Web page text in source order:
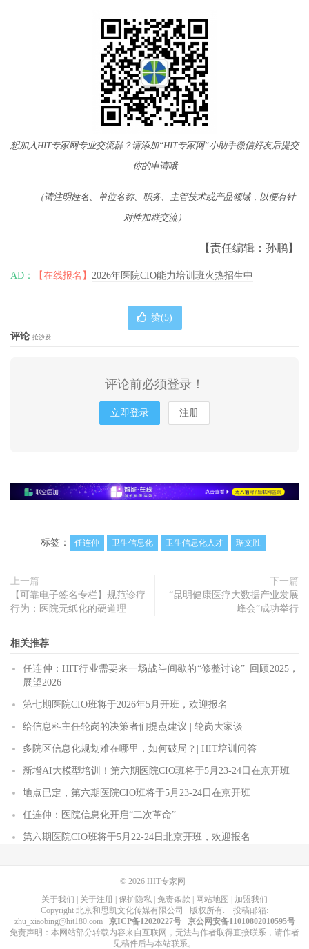
想加入HIT专家网专业交流群？请添加“HIT专家网”小助手微信好友后提交
你的申请哦
（请注明姓名、单位名称、职务、主管技术或产品领域，以便有针
对性加群交流）
【责任编辑：孙鹏】
AD： 【在线报名】 2026年医院CIO能力培训班火热招生中
赞(5)
评论 抢沙发
评论前必须登录！
立即登录 注册
标签： 任连仲 卫生信息化 卫生信息化人才 琚文胜
上一篇
【可靠电子签名专栏】规范诊疗
行为：医院无纸化的硬道理
下一篇
“昆明健康医疗大数据产业发展
峰会”成功举行
相关推荐
任连仲：HIT行业需要来一场战斗间歇的“修整讨论”| 回顾2025，
展望2026
第七期医院CIO班将于2026年5月开班，欢迎报名
给信息科主任轮岗的决策者们提点建议 | 轮岗大家谈
多院区信息化规划难在哪里，如何破局？| HIT培训问答
新增AI大模型培训！第六期医院CIO班将于5月23-24日在京开班
地点已定，第六期医院CIO班将于5月23-24日在京开班
任连仲：医院信息化开启“二次革命”
第六期医院CIO班将于5月22-24日北京开班，欢迎报名
© 2026 HIT专家网
关于我们
关于注册 保护隐私 免责条款 网站地图
加盟我们
Copyright 北京和思凯文化传媒有限公司 版权所有. 投稿邮箱:
zhu_xiaobing@hit180.com
京ICP备12020227号
京公网安备11010802010595号
免责声明：本网站部分转载内容来自互联网，无法与作者取得直接联系，请作者
见稿件后与本站联系。